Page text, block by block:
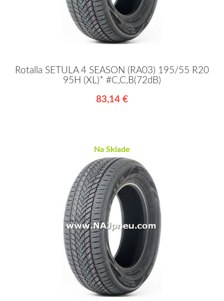
Rotalla SETULA 4 SEASON (RA03) 195/55 R20
95H (XL)* #C,C,B(72dB)
83,14 €
Na Sklade